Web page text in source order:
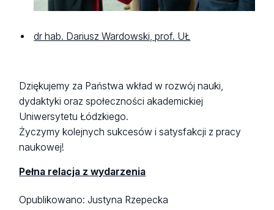
dr hab. Dariusz Wardowski, prof. UŁ
Dziękujemy za Państwa wkład w rozwój nauki,
dydaktyki oraz społeczności akademickiej
Uniwersytetu Łódzkiego.
Życzymy kolejnych sukcesów i satysfakcji z pracy
naukowej!
Pełna relacja z wydarzenia
Opublikowano:Justyna Rzepecka